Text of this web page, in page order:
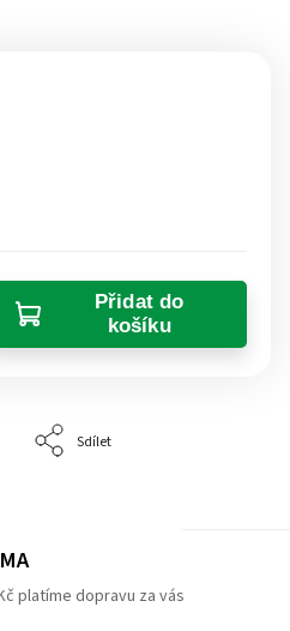
Přidat do
košíku
Sdílet
platíme dopravu za vás